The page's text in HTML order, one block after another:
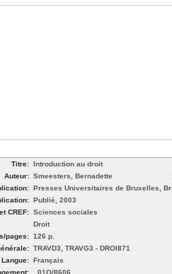
Titre: Introduction au droit
Auteur: Smeesters, Bernadette
Presses Universitaires de Bruxelles,
Publié, 2003
CREF: Sciences sociales
Droit
pages: 126 p.
TRAVD3, TRAVG3 - DROI871
Langue: Français
, 01Q/8606